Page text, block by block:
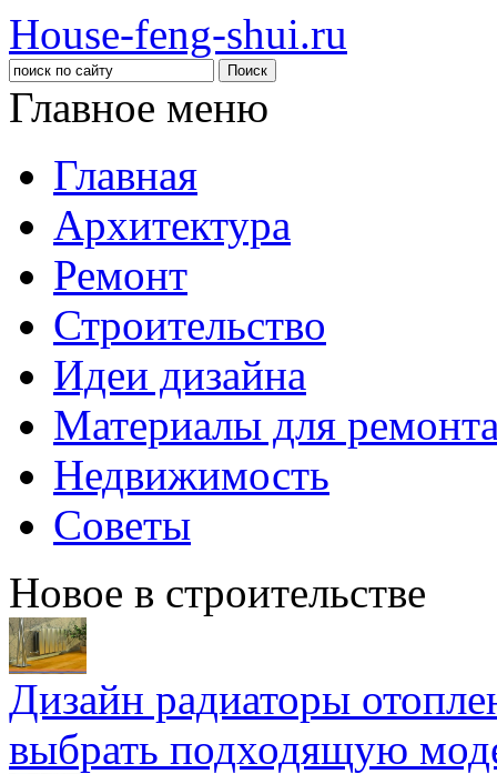
House-feng-shui.ru
Главное меню
Главная
Архитектура
Ремонт
Строительство
Идеи дизайна
Материалы для
Недвижимость
Советы
Новое в строительстве
Дизайн радиаторы
выбрать подходящую